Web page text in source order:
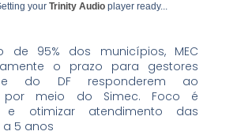
your Trinity Audioplayer ready...
de 95% dos municípios, MEC
o prazo para gestores
e do DF responderem ao
por meio do Simec. Foco é
e otimizar atendimento das
5 anos